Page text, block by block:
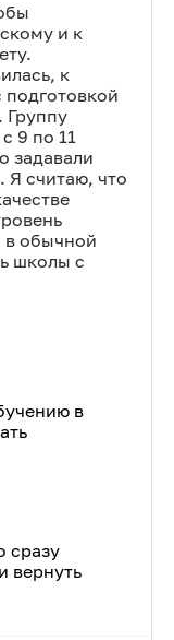
и к
к
подготовкой
9 по 11
задавали
Я считаю, что
в обычной
школы с
в
сразу
вернуть